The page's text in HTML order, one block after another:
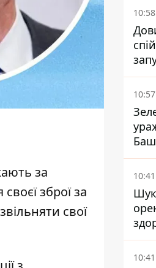
за
зброї за
свої
10:58
аби
10:57
-
10:41
10:41